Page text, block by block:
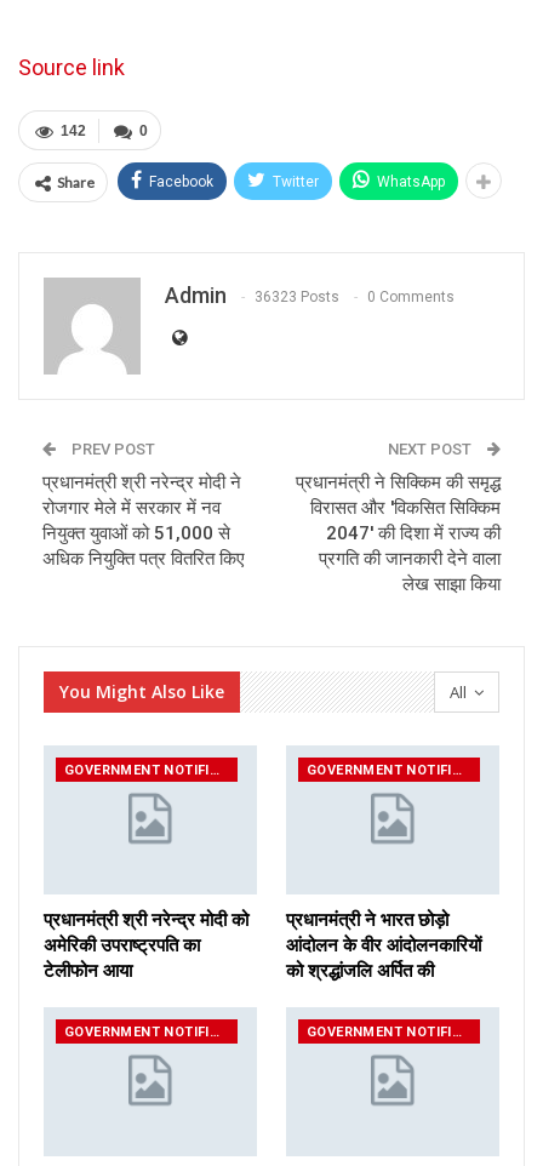
Source link
0
142
Share Facebook Twitter WhatsApp
Admin 36323 Posts 0 Comments
PREV POST
प्रधानमंत्री श्री नरेन्द्र मोदी ने
रोजगार मेले में सरकार में नव
नियुक्त युवाओं को 51,000 से
अधिक नियुक्ति पत्र वितरित किए
NEXT POST
प्रधानमंत्री ने सिक्किम की समृद्ध
विरासत और 'विकसित सिक्किम
2047' की दिशा में राज्य की
प्रगति की जानकारी देने वाला
लेख साझा किया
All
You Might Also Like
GOVERNMENT NOTIFICATIONS
प्रधानमंत्री श्री नरेन्‍द्र मोदी को
अमेरिकी उपराष्ट्रपति का
टेलीफोन आया
GOVERNMENT NOTIFICATIONS
प्रधानमंत्री ने भारत छोड़ो
आंदोलन के वीर आंदोलनकारियों
को श्रद्धांजलि अर्पित की
GOVERNMENT NOTIFICATIONS GOVERNMENT NOTIFICATIONS